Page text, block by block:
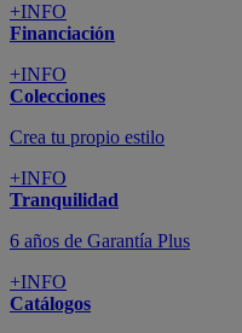
+INFO
Financiación
+INFO
Colecciones
Crea tu propio estilo
+INFO
Tranquilidad
6 años de Garantía Plus
+INFO
Catálogos